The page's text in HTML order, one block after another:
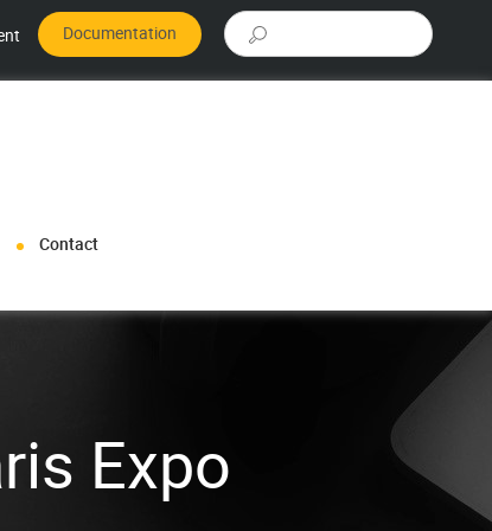
Documentation
Rechercher :
Contact
Expo